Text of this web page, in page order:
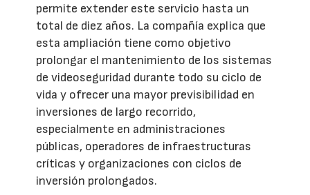
permite extender este servicio hasta un
total de diez años. La compañía explica que
esta ampliación tiene como objetivo
prolongar el mantenimiento de los sistemas
de videoseguridad durante todo su ciclo de
vida y ofrecer una mayor previsibilidad en
inversiones de largo recorrido,
especialmente en administraciones
públicas, operadores de infraestructuras
críticas y organizaciones con ciclos de
inversión prolongados.